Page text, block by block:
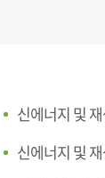
신에너지 및
신에너지 및